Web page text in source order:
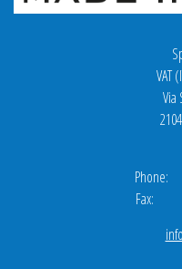
VAT
Via
Phone:
Fax: